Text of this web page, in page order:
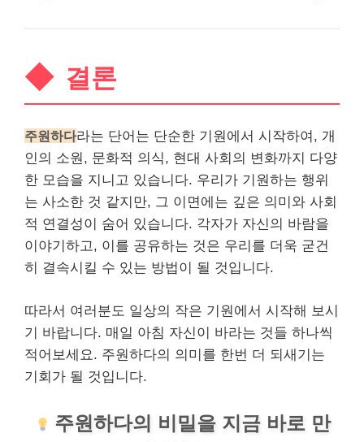
결론
주원하다라는 단어는 단순한 기원에서 시작하여, 개
인의 소원, 문화적 의식, 현대 사회의 변화까지 다양
한 모습을 지니고 있습니다. 우리가 기원하는 행위
는 사소한 것 같지만, 그 이면에는 깊은 의미와 사회
적 연결성이 숨어 있습니다. 각자가 자신의 바람을
이야기하고, 이를 공유하는 것은 우리를 더욱 굳건
히 결속시킬 수 있는 방법이 될 것입니다.
따라서 여러분도 일상의 작은 기원에서 시작해 보시
기 바랍니다. 매일 아침 자신이 바라는 것들 하나씩
적어보세요. 주원하다의 의미를 한번 더 되새기는
기회가 될 것입니다.
주원하다의 비밀을 지금 바로 만